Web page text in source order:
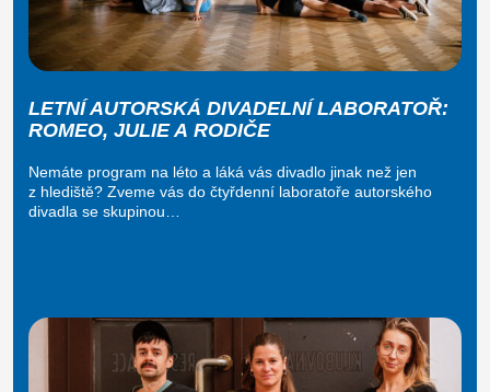
LETNÍ AUTORSKÁ DIVADELNÍ LABORATOŘ:
ROMEO, JULIE A RODIČE
Nemáte program na léto a láká vás divadlo jinak než jen
z hlediště? Zveme vás do čtyřdenní laboratoře autorského
divadla se skupinou…